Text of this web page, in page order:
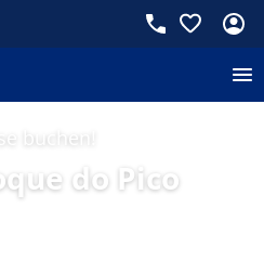
buchen!
do Pico